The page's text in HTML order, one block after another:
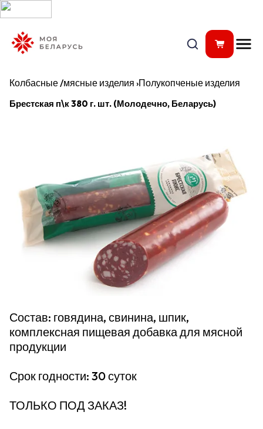
Колбасные /мясные изделия ›Полукопченые изделия
Брестская п\к 380 г. шт. (Молодечно, Беларусь)
Состав: говядина, свинина, шпик,
комплексная пищевая добавка для мясной
продукции
Срок годности: 30 суток
ТОЛЬКО ПОД ЗАКАЗ!